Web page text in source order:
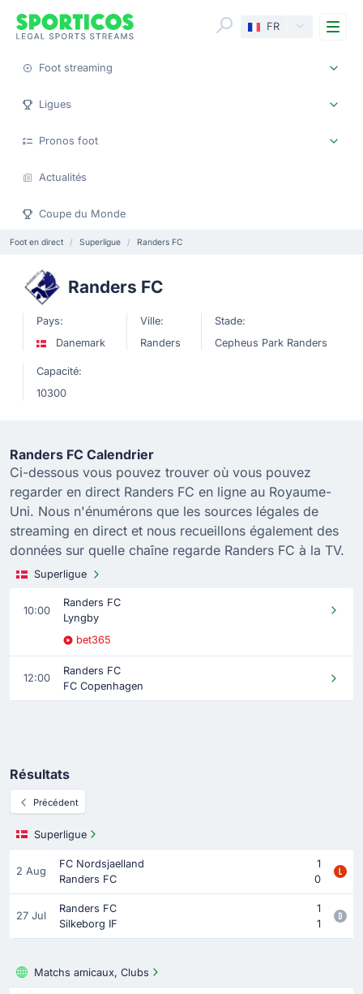
FR
Foot streaming
Ligues
Pronos foot
Actualités
Coupe du Monde
Foot en direct Superligue Randers FC
Randers FC
Pays:
Danemark
Ville:
Randers
Stade:
Cepheus Park Randers
Capacité:
10300
Randers FC Calendrier
Ci-dessous vous pouvez trouver où vous pouvez
regarder en direct Randers FC en ligne au Royaume-
Uni. Nous n'énumérons que les sources légales de
streaming en direct et nous recueillons également des
données sur quelle chaîne regarde Randers FC à la TV.
Superligue
10:00
Randers FC
Lyngby
bet365
12:00
Randers FC
FC Copenhagen
Résultats
Précédent
Superligue
2 Aug
FC Nordsjaelland
1
Randers FC
0
27 Jul
Randers FC
1
Silkeborg IF
1
Matchs amicaux, Clubs